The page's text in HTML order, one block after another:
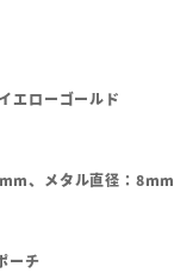
エローゴールド
、メタル直径：8mm
ーチ